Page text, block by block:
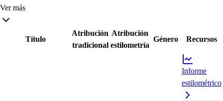
Ver más
Título
Atribución
tradicional
Atribución
estilometría
Género Recursos
Informe
estilométrico